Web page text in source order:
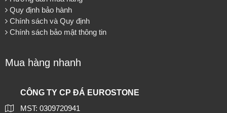
Quy định bảo hành
Chính sách và Quy định
Chính sách bảo mật thông tin
Mua hàng nhanh
CÔNG TY CP ĐÁ EUROSTONE
MST: 0309720941